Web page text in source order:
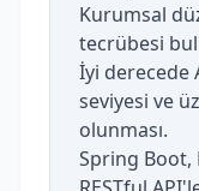
Kurumsal
tecrübesi
İyi derecede
seviyesi ve
olunması.
Spring Boot,